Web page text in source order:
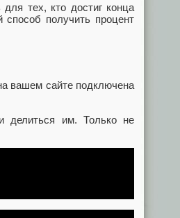
тех, кто достиг конца
получить процент
вашем сайте подключена
делиться им. Только не